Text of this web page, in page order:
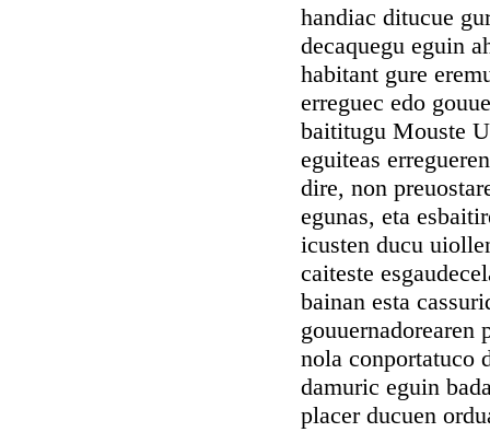
handiac ditucue
decaquegu eguin
habitant gure
erreguec edo
baititugu Mouste
eguiteas
dire, non
egunas, eta
icusten ducu
caiteste
bainan esta
gouuernadorearen
nola conportatuco
damuric eguin
placer ducuen